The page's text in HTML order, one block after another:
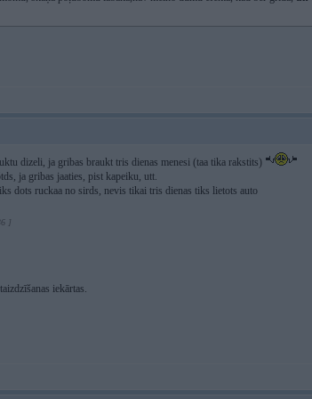
dizeli, ja gribas braukt tris dienas menesi (taa tika rakstits)
ja gribas jaaties, pist kapeiku, utt.
dots ruckaa no sirds, nevis tikai tris dienas tiks lietots auto
]
iekārtas.